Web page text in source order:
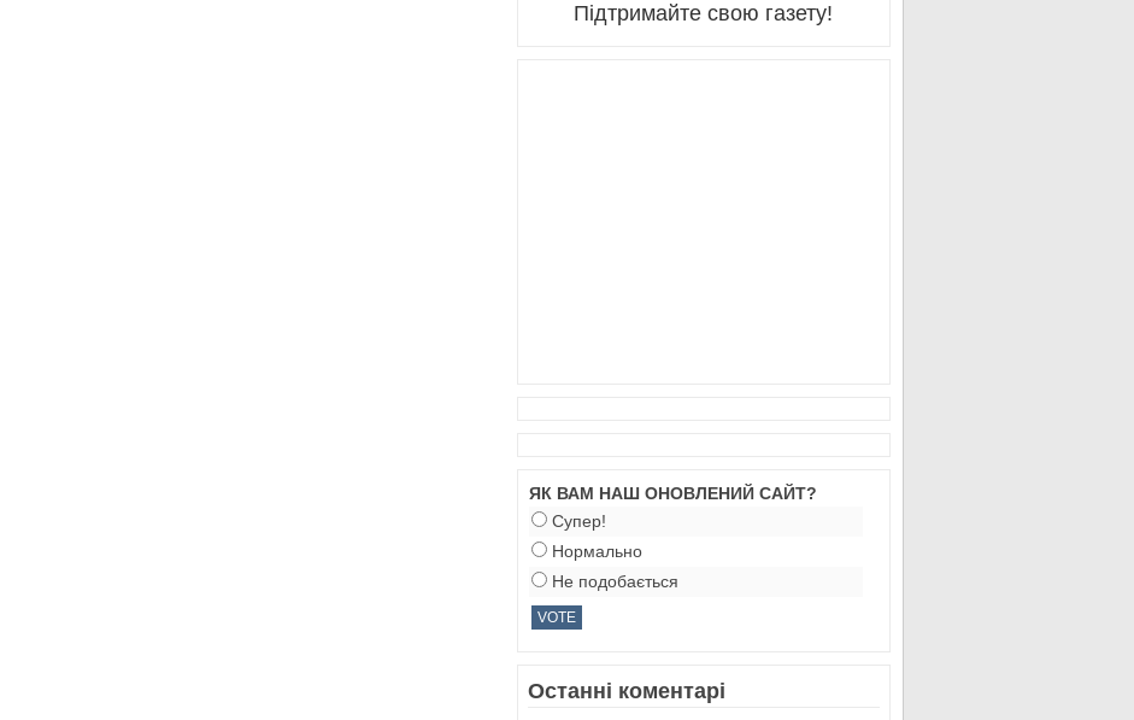
Підтримайте свою газету!
ЯК ВАМ НАШ ОНОВЛЕНИЙ САЙТ?
Супер!
Нормально
Не подобається
Останні коментарі